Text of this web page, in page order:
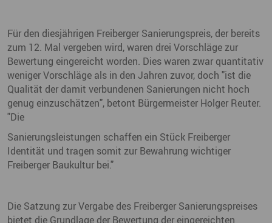
Für den diesjährigen Freiberger Sanierungspreis, der bereits
zum 12. Mal vergeben wird, waren drei Vorschläge zur
Bewertung eingereicht worden. Dies waren zwar quantitativ
weniger Vorschläge als in den Jahren zuvor, doch "ist die
Qualität der damit verbundenen Sanierungen nicht hoch
genug einzuschätzen", betont Bürgermeister Holger Reuter.
"Die
Sanierungsleistungen schaffen ein Stück Freiberger
Identität und tragen somit zur Bewahrung wichtiger
Freiberger Baukultur bei."
Die Satzung zur Vergabe des Freiberger Sanierungspreises
bietet die Grundlage der Bewertung der eingereichten